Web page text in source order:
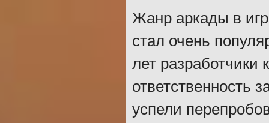
Жанр аркады в
стал очень
лет разработчики
ответственность
успели